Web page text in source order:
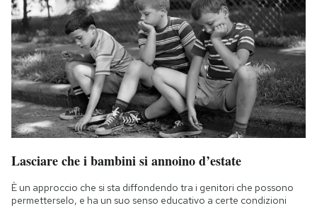
Lasciare che i bambini si annoino d’estate
È un approccio che si sta diffondendo tra i genitori che possono
permetterselo, e ha un suo senso educativo a certe condizioni